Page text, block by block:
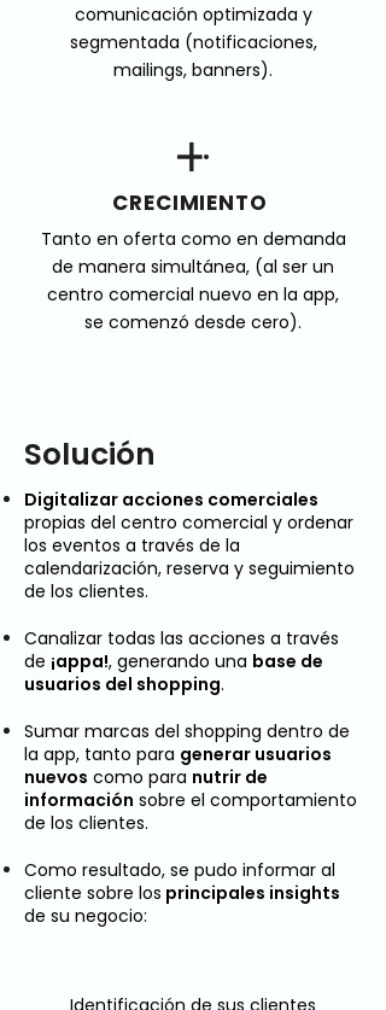
comunicación optimizada y
segmentada (notificaciones,
mailings, banners).
CRECIMIENTO
Tanto en oferta como en demanda
de manera simultánea, (al ser un
centro comercial nuevo en la app,
se comenzó desde cero).
Solución
Digitalizar acciones comerciales
propias del centro comercial y ordenar
los eventos a través de la
calendarización, reserva y seguimiento
de los clientes.
Canalizar todas las acciones a través
de ¡appa!, generando una base de
usuarios del shopping.
Sumar marcas del shopping dentro de
la app, tanto para generar usuarios
nuevos como para nutrir de
información sobre el comportamiento
de los clientes.
Como resultado, se pudo informar al
cliente sobre los principales insights
de su negocio:
Identificación de sus clientes